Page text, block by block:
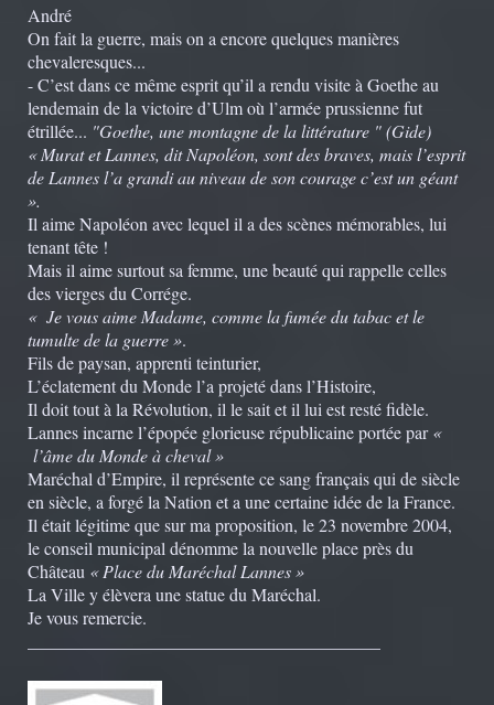
André
On fait la guerre, mais on a encore quelques manières
chevaleresques...
- C’est dans ce même esprit qu’il a rendu visite à Goethe au
lendemain de la victoire d’Ulm où l’armée prussienne fut
étrillée... "Goethe, une montagne de la littérature " (Gide)
« Murat et Lannes, dit Napoléon, sont des braves, mais l’esprit
de Lannes l’a grandi au niveau de son courage c’est un géant
».
Il aime Napoléon avec lequel il a des scènes mémorables, lui
tenant tête !
Mais il aime surtout sa femme, une beauté qui rappelle celles
des vierges du Corrége.
« Je vous aime Madame, comme la fumée du tabac et le
tumulte de la guerre ».
Fils de paysan, apprenti teinturier,
L’éclatement du Monde l’a projeté dans l’Histoire,
Il doit tout à la Révolution, il le sait et il lui est resté fidèle.
Lannes incarne l’épopée glorieuse républicaine portée par«
l’âme du Monde à cheval »
Maréchal d’Empire, il représente ce sang français qui de siècle
en siècle, a forgé la Nation et a une certaine idée de la France.
Il était légitime que sur ma proposition, le 23 novembre 2004,
le conseil municipal dénomme la nouvelle place près du
Château « Place du Maréchal Lannes »
La Ville y élèvera une statue du Maréchal.
Je vous remercie.